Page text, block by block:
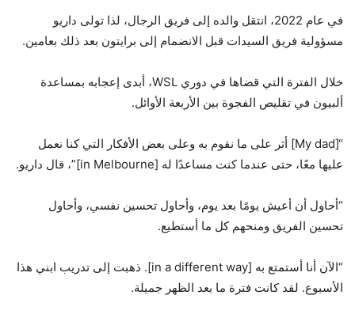
في عام 2022، انتقل والده إلى فريق الرجال، لذا تولى داريو
مسؤولية فريق السيدات قبل الانضمام إلى برايتون بعد ذلك بعامين.
خلال الفترة التي قضاها في دوري WSL، أبدى إعجابه بمساعدة
ألبيون في تقليص الفجوة بين الأربعة الأوائل.
“[My dad] أثر على ما نقوم به وعلى بعض الأفكار التي كنا نعمل
عليها معًا، حتى عندما كنت مساعدًا له [in Melbourne]”، قال داريو.
“أحاول أن أعيش يومًا بعد يوم، وأحاول تحسين نفسي، وأحاول
تحسين الفريق ومنحهم كل ما أستطيع.
“الآن أنا أستمتع به [in a different way]. ذهبت إلى تدريب ابني هذا
الأسبوع. لقد كانت فترة ما بعد الظهر جميلة.